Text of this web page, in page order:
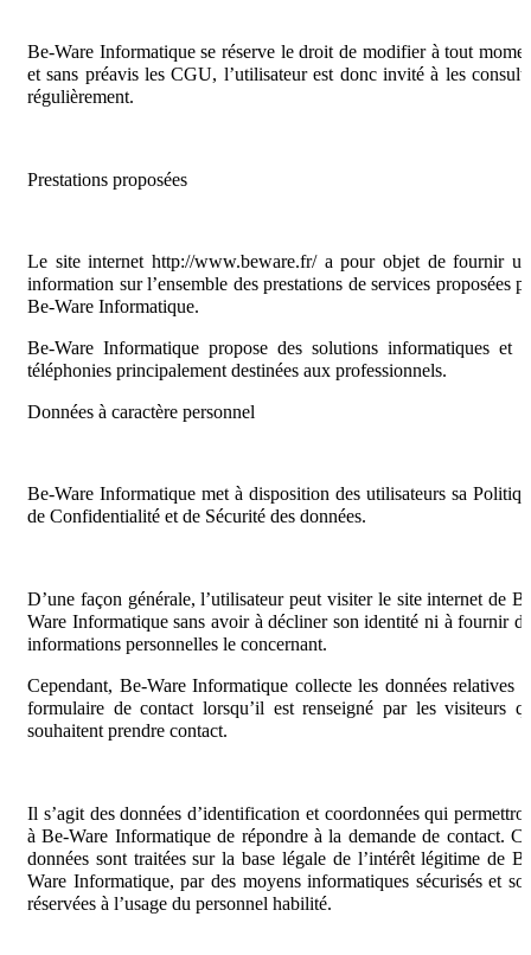
Be-Ware Informatique se réserve le droit de modifier à tout
et sans préavis les CGU, l’utilisateur est donc invité à les
régulièrement.
Prestations proposées
Le site internet http://www.beware.fr/ a pour objet de fournir
information sur l’ensemble des prestations de services proposées
Be-Ware Informatique.
Be-Ware Informatique propose des solutions informatiques et
téléphonies principalement destinées aux professionnels.
Données à caractère personnel
Be-Ware Informatique met à disposition des utilisateurs sa
de Confidentialité et de Sécurité des données.
D’une façon générale, l’utilisateur peut visiter le site internet de
Ware Informatique sans avoir à décliner son identité ni à fournir
informations personnelles le concernant.
Cependant, Be-Ware Informatique collecte les données relatives
formulaire de contact lorsqu’il est renseigné par les visiteurs
souhaitent prendre contact.
Il s’agit des données d’identification et coordonnées qui
à Be-Ware Informatique de répondre à la demande de contact.
données sont traitées sur la base légale de l’intérêt légitime de
Ware Informatique, par des moyens informatiques sécurisés et
réservées à l’usage du personnel habilité.